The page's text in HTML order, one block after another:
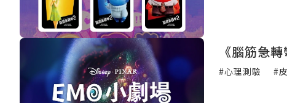
《腦筋急
#心理測驗 #